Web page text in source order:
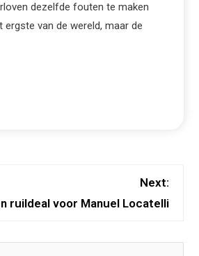
dezelfde fouten te maken
van de wereld, maar de
Next:
ruildeal voor Manuel Locatelli